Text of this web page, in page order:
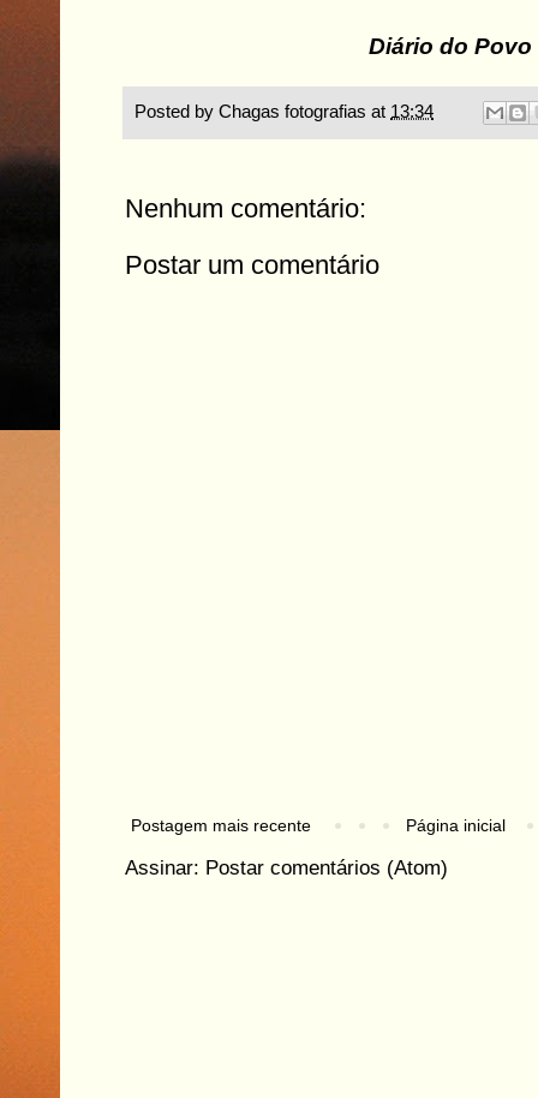
Diário do Povo
Posted by Chagas fotografias at 13:34
Nenhum comentário:
Postar um comentário
Postagem mais recente Página inicial
Assinar: Postar comentários (Atom)